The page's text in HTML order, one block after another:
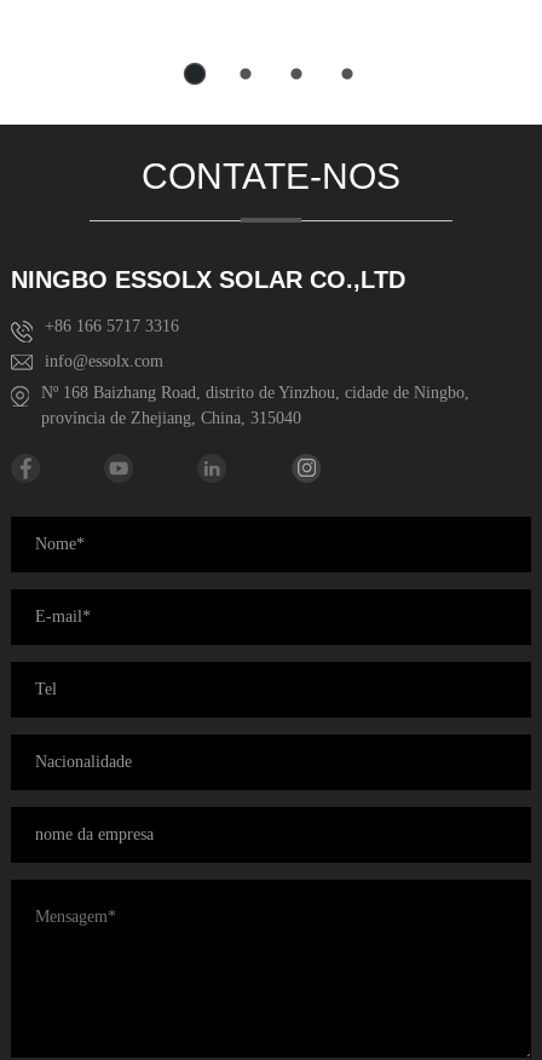
CONTATE-NOS
NINGBO ESSOLX SOLAR CO.,LTD
+86 166 5717 3316
info@essolx.com
Nº 168 Baizhang Road, distrito de Yinzhou, cidade de Ningbo,
província de Zhejiang, China, 315040